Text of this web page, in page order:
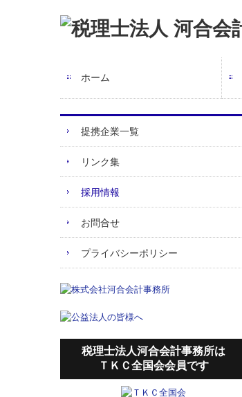
ホーム
提携企業一覧
リンク集
採用情報
お問合せ
プライバシーポリシー
税理士法人河合会計事務所は
ＴＫＣ全国会会員です